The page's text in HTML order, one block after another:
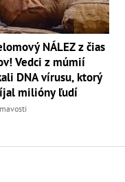
NÁLEZ z čias
Vedci z múmií
DNA vírusu, ktorý
milióny ľudí